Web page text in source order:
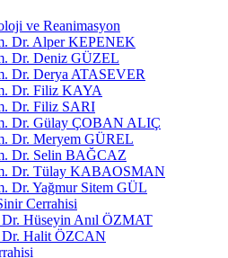
ve Reanimasyon
Dr. Alper KEPENEK
Dr. Deniz GÜZEL
Dr. Derya ATASEVER
Dr. Filiz KAYA
Dr. Filiz SARI
Dr. Gülay ÇOBAN ALIÇ
Dr. Meryem GÜREL
Dr. Selin BAĞCAZ
Dr. Tülay KABAOSMAN
Dr. Yağmur Sitem GÜL
Cerrahisi
Hüseyin Anıl ÖZMAT
Halit ÖZCAN